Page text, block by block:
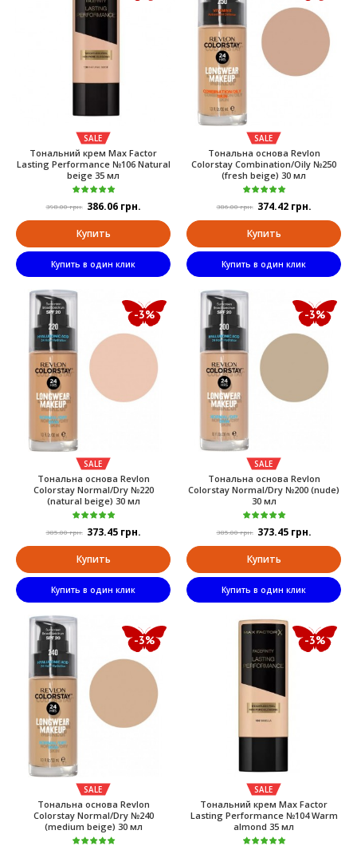
SALE
Тональний крем Max Factor
Lasting Performance №106 Natural
beige 35 мл
398.00 грн. 386.06 грн.
Купить
Купить в один клик
SALE
Тональна основа Revlon
Colorstay Combination/Oily №250
(fresh beige) 30 мл
386.00 грн. 374.42 грн.
Купить
Купить в один клик
-3%
SALE
Тональна основа Revlon
Colorstay Normal/Dry №220
(natural beige) 30 мл
385.00 грн. 373.45 грн.
Купить
Купить в один клик
-3%
SALE
Тональна основа Revlon
Colorstay Normal/Dry №200 (nude)
30 мл
385.00 грн. 373.45 грн.
Купить
Купить в один клик
-3%
SALE
Тональна основа Revlon
Colorstay Normal/Dry №240
(medium beige) 30 мл
-3%
SALE
Тональний крем Max Factor
Lasting Performance №104 Warm
almond 35 мл